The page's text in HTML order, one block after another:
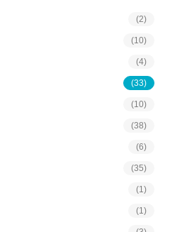
(2)
(10)
(4)
(33)
(10)
(38)
(6)
(35)
(1)
(1)